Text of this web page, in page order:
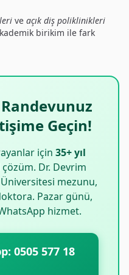
ve açık diş poliklinikleri
birikim ile fark
Geçin!
için 35+ yıl
Dr. Devrim
mezunu,
Pazar günü,
hizmet.
0505 577 18